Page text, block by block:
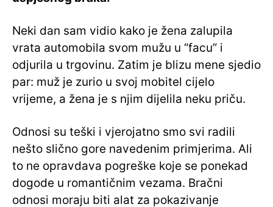
Neki dan sam vidio kako je žena zalupila
vrata automobila svom mužu u “facu” i
odjurila u trgovinu. Zatim je blizu mene sjedio
par: muž je zurio u svoj mobitel cijelo
vrijeme, a žena je s njim dijelila neku priču.
Odnosi su teški i vjerojatno smo svi radili
nešto slično gore navedenim primjerima. Ali
to ne opravdava pogreške koje se ponekad
dogode u romantičnim vezama. Bračni
odnosi moraju biti alat za pokazivanje